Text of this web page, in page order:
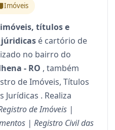
Imóveis
títulos e
júridicas é cartório de
no bairro do
- RO , também
de Imóveis, Títulos
Jurídicas . Realiza
de Imóveis |
| Registro Civil das